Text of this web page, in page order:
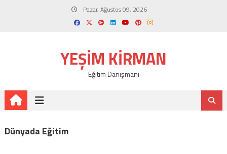
Pazar, Ağustos 09, 2026
YEŞIM KIRMAN
Eğitim Danışmanı
Dünyada Eğitim